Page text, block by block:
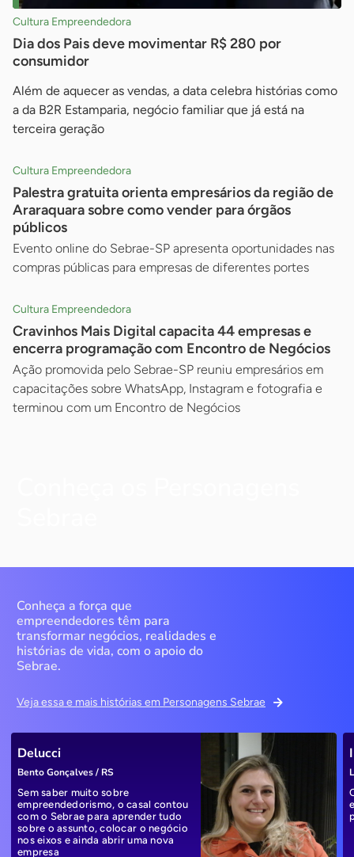
Cultura Empreendedora
Dia dos Pais deve movimentar R$ 280 por
consumidor
Além de aquecer as vendas, a data celebra histórias como
a da B2R Estamparia, negócio familiar que já está na
terceira geração
Cultura Empreendedora
Palestra gratuita orienta empresários da região de
Araraquara sobre como vender para órgãos
públicos
Evento online do Sebrae-SP apresenta oportunidades nas
compras públicas para empresas de diferentes portes
Cultura Empreendedora
Cravinhos Mais Digital capacita 44 empresas e
encerra programação com Encontro de Negócios
Ação promovida pelo Sebrae-SP reuniu empresários em
capacitações sobre WhatsApp, Instagram e fotografia e
terminou com um Encontro de Negócios
Conheça a força que
empreendedores têm para
transformar negócios, realidades e
histórias de vida, com o apoio do
Sebrae.
Veja essa e mais histórias em Personagens Sebrae
Delucci
Bento Gonçalves / RS
Sem saber muito sobre
empreendedorismo, o casal contou
com o Sebrae para aprender tudo
sobre o assunto, colocar o negócio
nos eixos e ainda abrir uma nova
empresa